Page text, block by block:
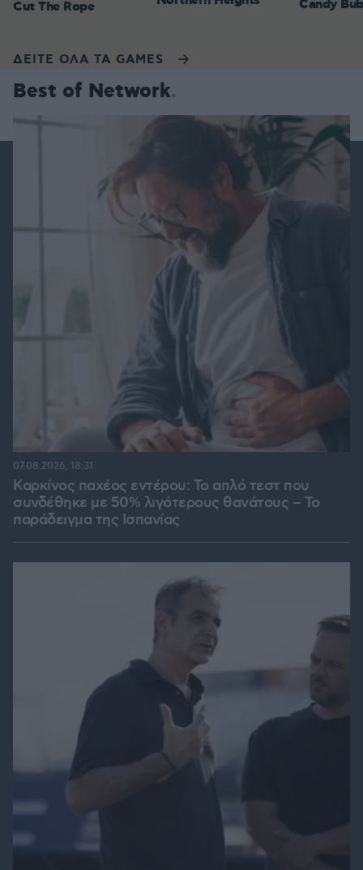
Cut The Rope Candy
ΔΕΙΤΕ ΟΛΑ ΤΑ GAMES
Best of Network
Καρκίνος παχέος εντέρου: Το απλό τεστ που
συνδέθηκε με 50% λιγότερους θανάτους – Το
παράδειγμα της Ισπανίας
07.08.2026, 18:31